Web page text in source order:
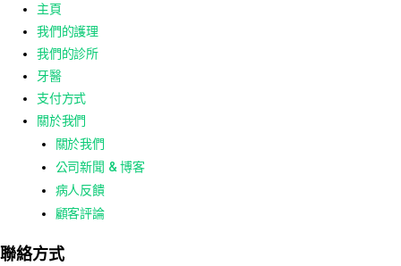
主頁
我們的護理
我們的診所
牙醫
支付方式
關於我們
關於我們
公司新聞 & 博客
病人反饋
顧客評論
聯絡方式